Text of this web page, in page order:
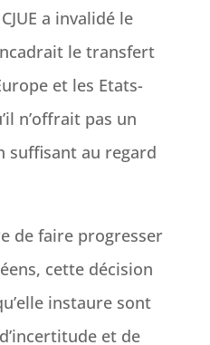
a invalidé le
le transfert
et les Etats-
n’offrait pas un
suffisant au regard
de faire progresser
cette décision
instaure sont
et de